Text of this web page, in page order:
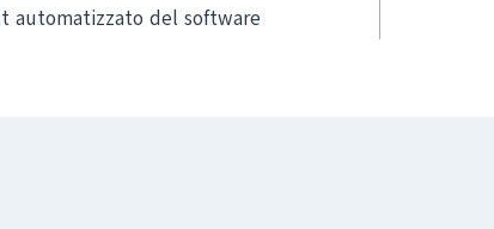
automatizzato del software